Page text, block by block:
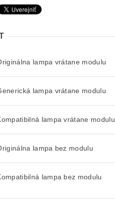
lampa vrátane modulu
lampa vrátane modulu
lampa vrátane modulu
lampa bez modulu
lampa bez modulu